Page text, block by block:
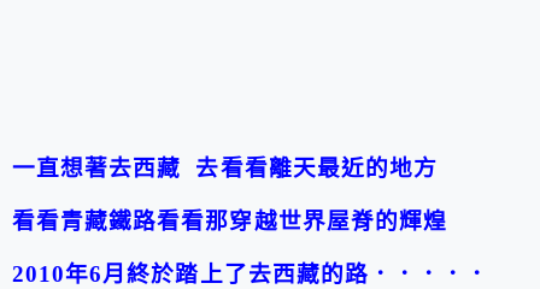
一直想著去西藏 去看看離天最近的地方
看看青藏鐵路看看那穿越世界屋脊的輝煌
2010年6月終於踏上了去西藏的路．．．．．